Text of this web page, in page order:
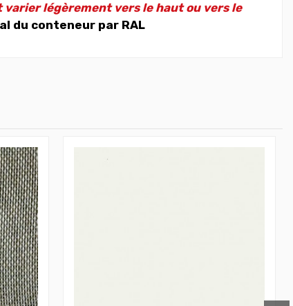
légèrement vers le haut ou vers le
du conteneur par RAL